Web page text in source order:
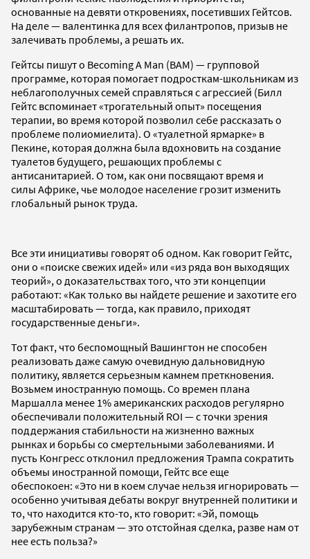
основанные на девяти откровениях, посетивших Гейтсов.
На деле — валентинка для всех филантропов, призыв не
залечивать проблемы, а решать их.
Гейтсы пишут о Becoming A Man (BAM) — групповой
программе, которая помогает подросткам-школьникам из
неблагополучных семей справляться с агрессией (Билл
Гейтс вспоминает «трогательный опыт» посещения
терапии, во время которой позволил себе рассказать о
проблеме полиомиелита). О «туалетной ярмарке» в
Пекине, которая должна была вдохновить на создание
туалетов будущего, решающих проблемы с
антисанитарией. О том, как они посвящают время и
силы Африке, чье молодое население грозит изменить
глобальный рынок труда.
Все эти инициативы говорят об одном. Как говорит Гейтс,
они о «поиске свежих идей» или «из ряда вон выходящих
теорий», о доказательствах того, что эти концепции
работают: «Как только вы найдете решение и захотите его
масштабировать — тогда, как правило, приходят
государственные деньги».
Тот факт, что беспомощный Вашингтон не способен
реализовать даже самую очевидную дальновидную
политику, является серьезным камнем преткновения.
Возьмем иностранную помощь. Со времен плана
Маршалла менее 1% американских расходов регулярно
обеспечивали положительный ROI — с точки зрения
поддержания стабильности на жизненно важных
рынках и борьбы со смертельными заболеваниями. И
пусть Конгресс отклонил предложения Трампа сократить
объемы иностранной помощи, Гейтс все еще
обеспокоен: «Это ни в коем случае нельзя игнорировать —
особенно учитывая дебаты вокруг внутренней политики и
то, что находится кто-то, кто говорит: «Эй, помощь
зарубежным странам — это отстойная сделка, разве нам от
нее есть польза?»